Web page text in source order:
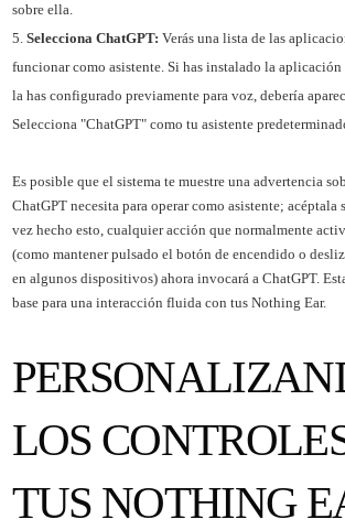
sobre ella.
Selecciona ChatGPT: Verás una lista de las
funcionar como asistente. Si has instalado la
la has configurado previamente para voz, debería
Selecciona "ChatGPT" como tu asistente
Es posible que el sistema te muestre una advertencia
ChatGPT necesita para operar como asistente; acéptala
vez hecho esto, cualquier acción que normalmente
(como mantener pulsado el botón de encendido o
en algunos dispositivos) ahora invocará a ChatGPT.
base para una interacción fluida con tus Nothing Ear.
LOS
TUS NOTHING